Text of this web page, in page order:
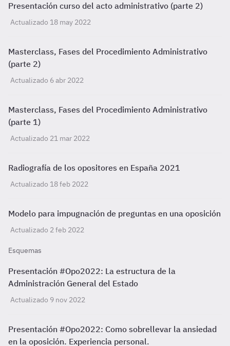
Presentación curso del acto administrativo (parte 2)
Actualizado 18 may 2022
Masterclass, Fases del Procedimiento Administrativo
(parte 2)
Actualizado 6 abr 2022
Masterclass, Fases del Procedimiento Administrativo
(parte 1)
Actualizado 21 mar 2022
Radiografía de los opositores en España 2021
Actualizado 18 feb 2022
Modelo para impugnación de preguntas en una oposición
Actualizado 2 feb 2022
Esquemas
Presentación #Opo2022: La estructura de la
Administración General del Estado
Actualizado 9 nov 2022
Presentación #Opo2022: Como sobrellevar la ansiedad
en la oposición. Experiencia personal.